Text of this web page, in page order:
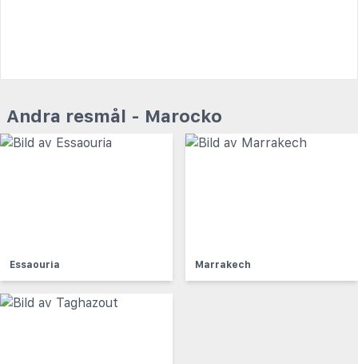
Andra resmål - Marocko
Essaouria Marrakech